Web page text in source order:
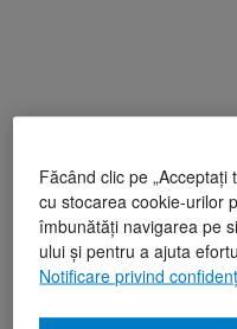
Făcând clic pe
cu stocarea cookie-urilor
îmbunătăți navigarea pe
ului și pentru a ajuta
Notificare privind